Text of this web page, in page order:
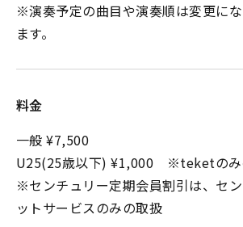
※演奏予定の曲目や演奏順は変更に
ます。
料金
一般 ¥7,500
U25(25歳以下) ¥1,000 ※teketのみ
※センチュリー定期会員割引は、セ
ットサービスのみの取扱